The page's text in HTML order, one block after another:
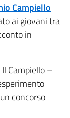
Campiello
ai giovani tra
in
Campiello –
concorso